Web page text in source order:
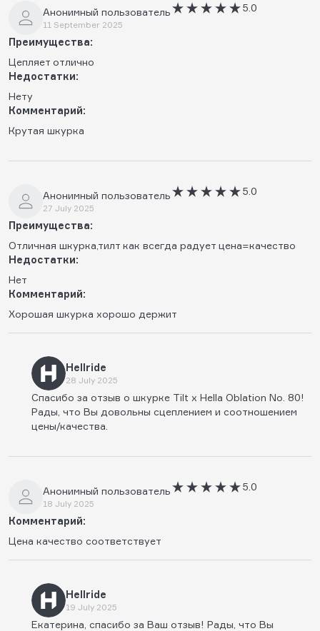
Анонимный пользователь
11 September 2025
5.0
Преимущества:
Цепляет отлично
Недостатки:
Нету
Комментарий:
Крутая шкурка
Анонимный пользователь
27 July 2025
5.0
Преимущества:
Отличная шкурка,тилт как всегда радует цена=качество
Недостатки:
Нет
Комментарий:
Хорошая шкурка хорошо держит
Hellride
28 July 2025
Спасибо за отзыв о шкурке Tilt x Hella Oblation No. 80!
Рады, что Вы довольны сцеплением и соотношением
цены/качества.
Анонимный пользователь
18 July 2025
5.0
Комментарий:
Цена качество соответствует
Hellride
19 July 2025
Екатерина, спасибо за Ваш отзыв! Рады, что Вы